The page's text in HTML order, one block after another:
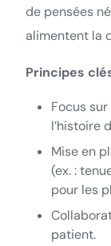
de pensées
alimentent la
Principes
Focus
l’histoire
Mise en
(ex. :
pour les
patient.